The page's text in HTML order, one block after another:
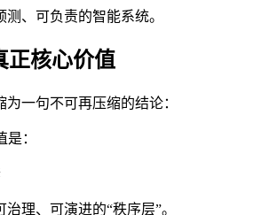
、可负责的智能系统。
正核心价值
一句不可再压缩的结论：
：
理、可演进的“秩序层”。